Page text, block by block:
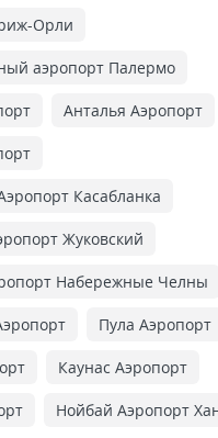
Орли
аэропорт Палермо
Анталья Аэропорт
Касабланка
Жуковский
Набережные Челны
Пула Аэропорт
Каунас Аэропорт
Нойбай Аэропорт